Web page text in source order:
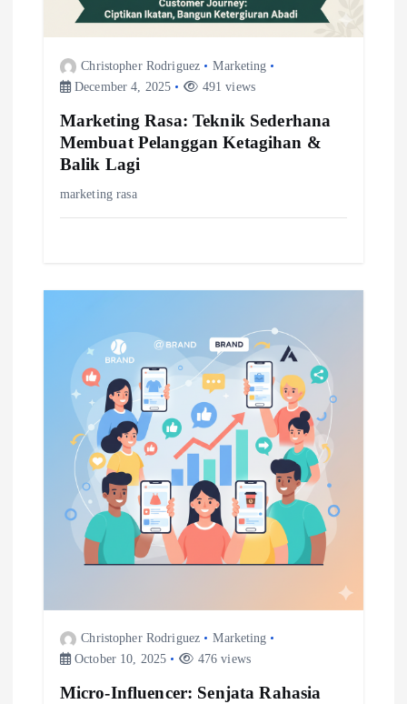
Christopher Rodriguez
Marketing
December 4, 2025
491 views
Marketing Rasa: Teknik Sederhana
Membuat Pelanggan Ketagihan &
Balik Lagi
marketing rasa
Christopher Rodriguez
Marketing
October 10, 2025
476 views
Micro-Influencer: Senjata Rahasia